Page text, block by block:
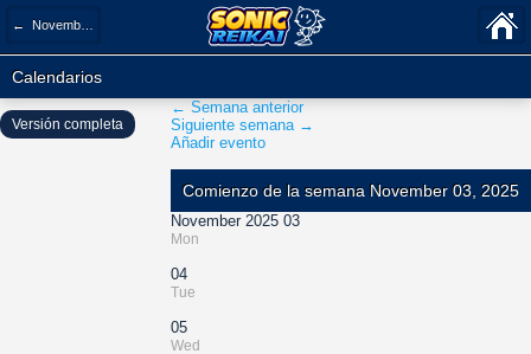
← November 2025
Calendarios
← Semana anterior
Siguiente semana →
Añadir evento
Comienzo de la semana November 03, 2025
November 2025 03
Mon
04
Tue
05
Wed
Versión completa